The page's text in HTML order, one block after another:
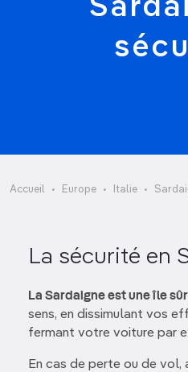
Accueil Europe Italie
La sécurité en
La Sardaigne est une île
sens, en dissimulant vos
fermant votre voiture par
En cas de perte ou de vol,